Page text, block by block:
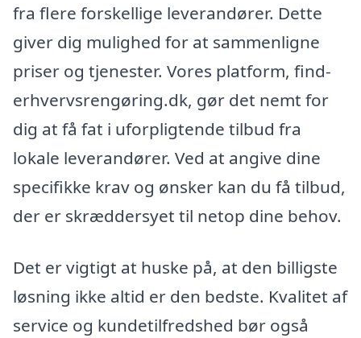
fra flere forskellige leverandører. Dette
giver dig mulighed for at sammenligne
priser og tjenester. Vores platform, find-
erhvervsrengøring.dk, gør det nemt for
dig at få fat i uforpligtende tilbud fra
lokale leverandører. Ved at angive dine
specifikke krav og ønsker kan du få tilbud,
der er skræddersyet til netop dine behov.
Det er vigtigt at huske på, at den billigste
løsning ikke altid er den bedste. Kvalitet af
service og kundetilfredshed bør også